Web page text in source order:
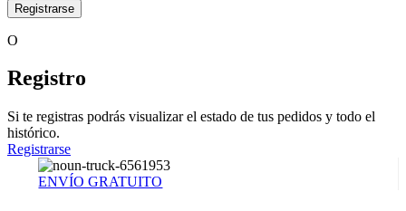
Registrarse
O
Registro
Si te registras podrás visualizar el estado de tus pedidos y todo el
histórico.
Registrarse
ENVÍO GRATUITO